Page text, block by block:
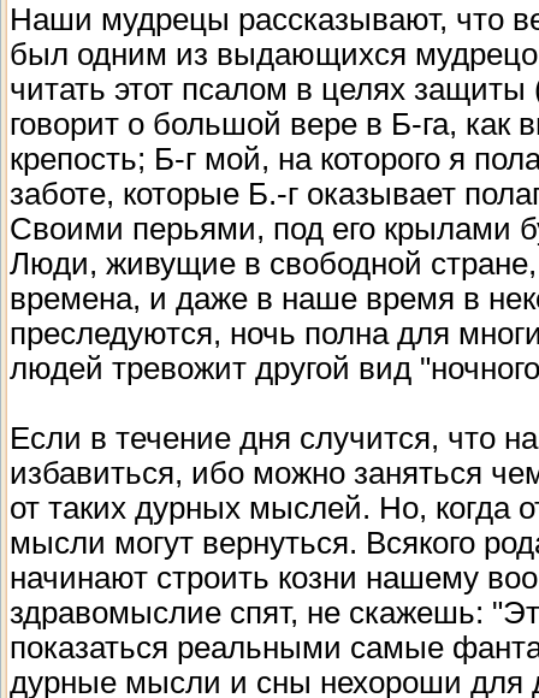
Наши мудрецы рассказывают, что
был одним из выдающихся
читать этот псалом в целях защиты
говорит о большой вере в Б-га, как
крепость; Б-г мой, на которого я
заботе, которые Б.-г оказывает
Своими перьями, под его крылами
Люди, живущие в свободной
времена, и даже в наше время в
преследуются, ночь полна для
людей тревожит другой вид
Если в течение дня случится, что
избавиться, ибо можно заняться
от таких дурных мыслей. Но, когда
мысли могут вернуться. Всякого
начинают строить козни нашему
здравомыслие спят, не скажешь:
показаться реальными самые
дурные мысли и сны нехороши для